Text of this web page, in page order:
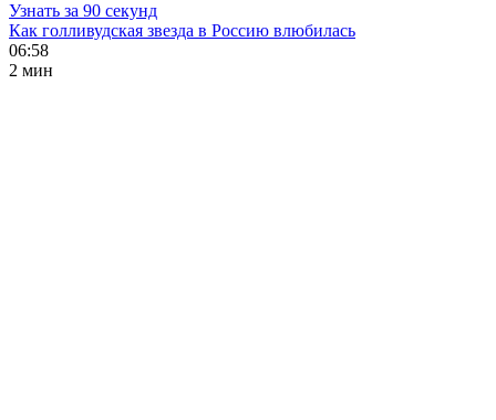
Узнать за 90 секунд
Как голливудская звезда в Россию влюбилась
06:58
2 мин